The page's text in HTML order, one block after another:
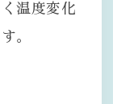
温度変化
。